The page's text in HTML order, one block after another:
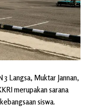
Langsa, Muktar Jannan,
merupakan sarana
siswa.